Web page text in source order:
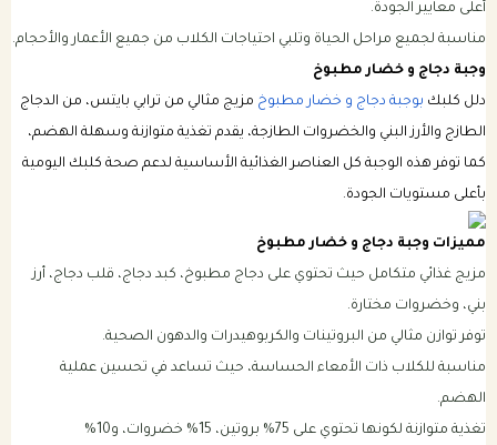
أعلى معايير الجودة.
مناسبة لجميع مراحل الحياة وتلبي احتياجات الكلاب من جميع الأعمار والأحجام.
وجبة دجاج و خضار مطبوخ
دلل كلبكبوجبة دجاج و خضار مطبوخمزيج مثالي من ترابي بايتس، من الدجاج
الطازج والأرز البني والخضروات الطازجة، يقدم تغذية متوازنة وسهلة الهضم،
كما توفر هذه الوجبة كل العناصر الغذائية الأساسية لدعم صحة كلبك اليومية
بأعلى مستويات الجودة.
مميزات وجبة دجاج و خضار مطبوخ
مزيج غذائي متكامل حيث تحتوي على دجاج مطبوخ، كبد دجاج، قلب دجاج، أرز
بني، وخضروات مختارة.
توفر توازن مثالي من البروتينات والكربوهيدرات والدهون الصحية.
مناسبة للكلاب ذات الأمعاء الحساسة، حيث تساعد في تحسين عملية
الهضم.
تغذية متوازنة لكونها تحتوي على 75% بروتين، 15% خضروات، و10%